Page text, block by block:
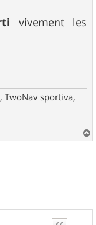
vivement les
TwoNav sportiva,
a